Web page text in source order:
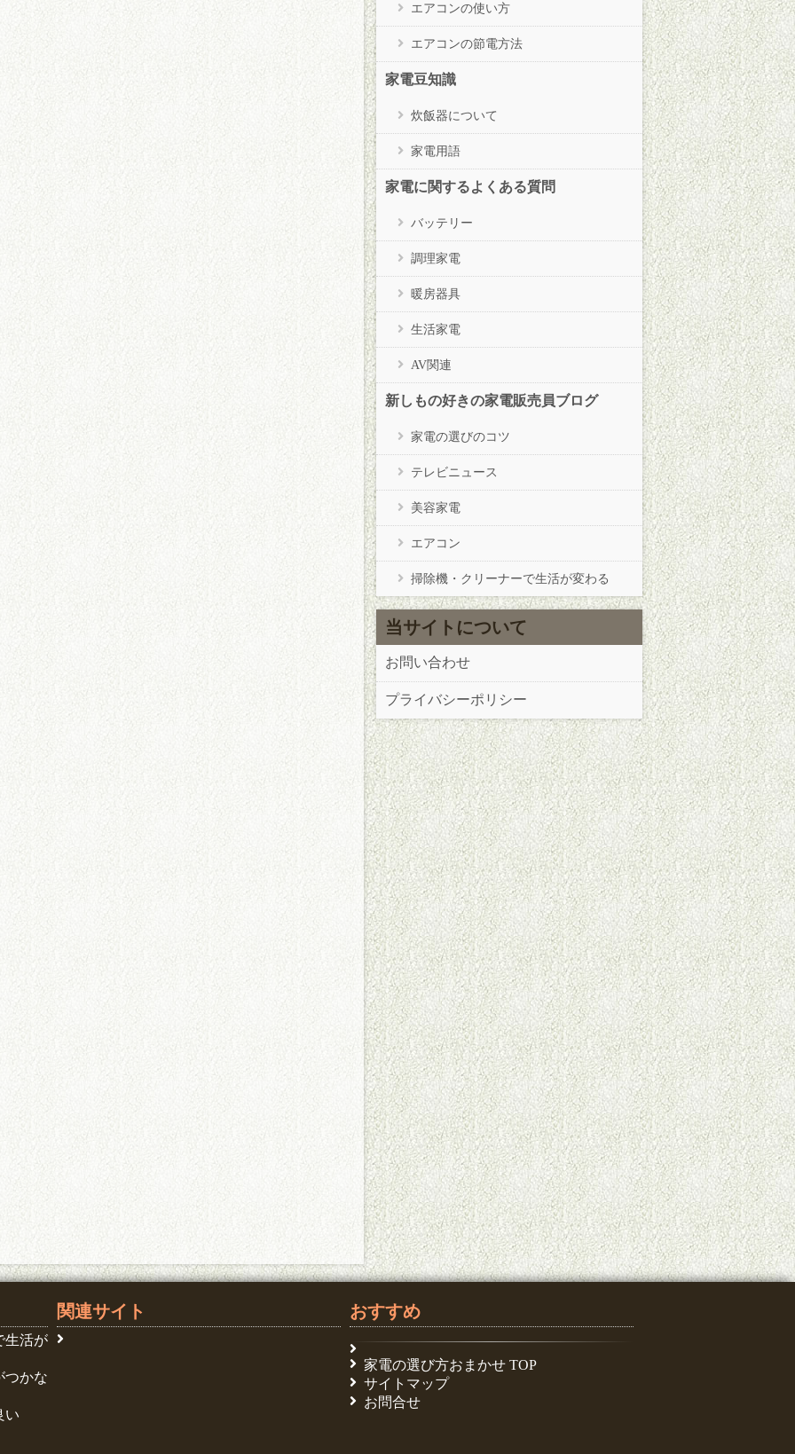
エアコンの使い方
エアコンの節電方法
家電豆知識
炊飯器について
家電用語
家電に関するよくある質問
バッテリー
調理家電
暖房器具
生活家電
AV関連
新しもの好きの家電販売員ブログ
家電の選びのコツ
テレビニュース
美容家電
エアコン
掃除機・クリーナーで生活が変わる
当サイトについて
お問い合わせ
プライバシーポリシー
生活が
つかな
い
関連サイト おすすめ
家電の選び方おまかせ TOP
サイトマップ
お問合せ